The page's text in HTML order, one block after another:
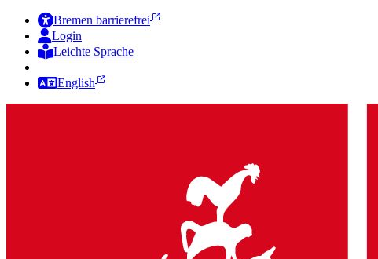
Bremen barrierefrei
Login
Leichte Sprache
English